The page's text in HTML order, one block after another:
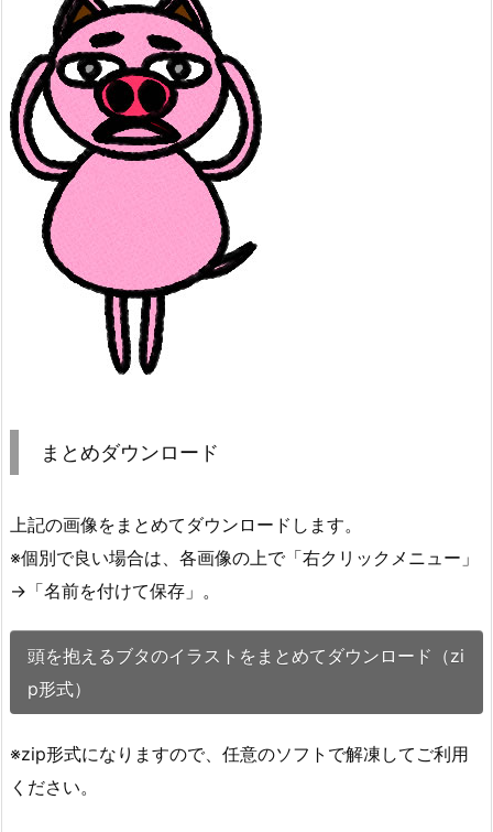
まとめダウンロード
上記の画像をまとめてダウンロードします。
※個別で良い場合は、各画像の上で「右クリックメニュー」
→「名前を付けて保存」。
頭を抱えるブタのイラストをまとめてダウンロード（zi
p形式）
※zip形式になりますので、任意のソフトで解凍してご利用
ください。